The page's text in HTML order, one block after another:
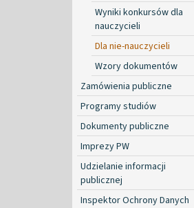
Wyniki konkursów dla
nauczycieli
Dla nie-nauczycieli
Wzory dokumentów
Zamówienia publiczne
Programy studiów
Dokumenty publiczne
Imprezy PW
Udzielanie informacji
publicznej
Inspektor Ochrony Danych